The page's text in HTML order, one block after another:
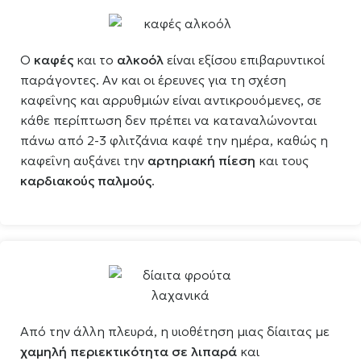
Ο καφές και το αλκοόλ είναι εξίσου επιβαρυντικοί
παράγοντες. Αν και οι έρευνες για τη σχέση
καφεΐνης και αρρυθμιών είναι αντικρουόμενες, σε
κάθε περίπτωση δεν πρέπει να καταναλώνονται
πάνω από 2-3 φλιτζάνια καφέ την ημέρα, καθώς η
καφεΐνη αυξάνει την αρτηριακή πίεση και τους
καρδιακούς παλμούς.
Από την άλλη πλευρά, η υιοθέτηση μιας δίαιτας με
χαμηλή περιεκτικότητα σε λιπαρά και